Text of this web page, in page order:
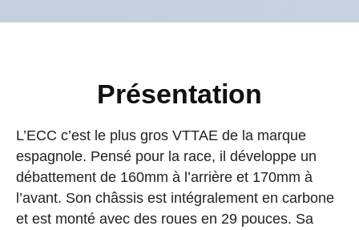
Présentation
L’ECC c’est le plus gros VTTAE de la marque
espagnole. Pensé pour la race, il développe un
débattement de 160mm à l’arrière et 170mm à
l’avant. Son châssis est intégralement en carbone
et est monté avec des roues en 29 pouces. Sa